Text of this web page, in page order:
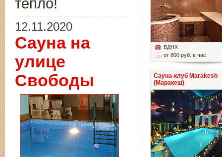
ВДНХ
от 800 руб. в час
Сауна-клуб Marakesh
(Маракеш)
тепло!
12.11.2020
Сауна на
улице
Свободы